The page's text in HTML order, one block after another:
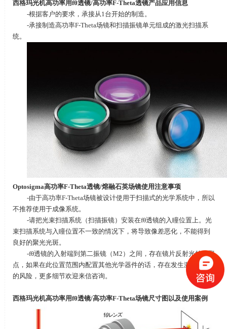
西格玛光机高功率用fθ透镜/高功率F-Theta透镜产品应用信息
-根据客户的要求，承接从1台开始的制造。
-承接制造高功率F-Theta场镜和扫描振镜单元组成的激光扫描系
统。
Optosigma高功率F-Theta透镜/熔融石英场镜使用注意事项
-由于高功率F-Theta场镜被设计使用于扫描式的光学系统中，所以
不推荐使用于成像系统。
-请把光束扫描系统（扫描振镜）安装在fθ透镜的入瞳位置上。光
束扫描系统与入瞳位置不一致的情况下，将导致像差恶化，不能得到
良好的聚光光斑。
-fθ透镜的入射端到第二振镜（M2）之间，存在镜片反射光的汇聚
点，如果在此位置范围内配置其他光学器件的话，存在发生激光损伤
的风险，更多细节欢迎来信咨询。
西格玛光机高功率用fθ透镜/高功率F-Theta场镜尺寸图以及使用案例